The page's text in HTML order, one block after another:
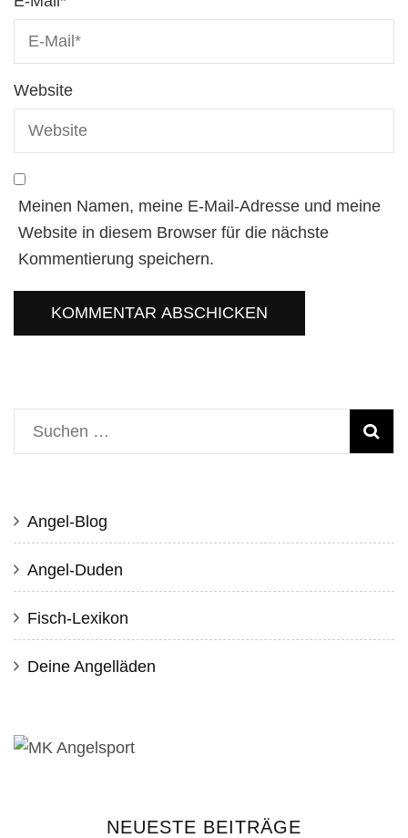
Website
Meinen Namen, meine E-Mail-Adresse und meine
Website in diesem Browser für die nächste
Kommentierung speichern.
Suche
nach:
Angel-Blog
Angel-Duden
Fisch-Lexikon
Deine Angelläden
NEUESTE BEITRÄGE